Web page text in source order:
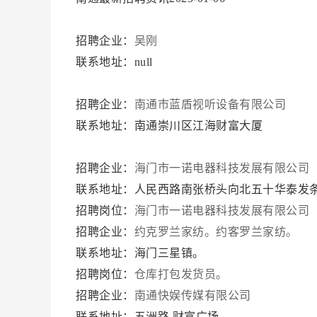
招聘企业： 吴刚
联系地址：null
招聘企业： 南通市蓝盾视听设备有限公司
联系地址：南通崇川区江海财富大厦
招聘企业： 海门市一诺电器科技发展有限公司
联系地址：人民西路南张桥头向北五十华泰发
招聘岗位： 海门市一诺电器科技发展有限公司
招聘企业： 约克罗兰家纺。约客罗兰家纺。
联系地址：海门三星镇。
招聘岗位： 仓库打包发货员。
招聘企业： 南通快娱传媒有限公司